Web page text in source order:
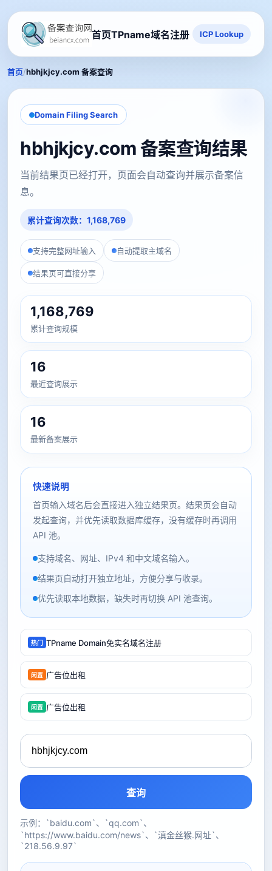
首页TPname域名注册 ICP Lookup
首页/hbhjkjcy.com 备案查询
Domain Filing Search
hbhjkjcy.com 备案查询结果
当前结果页已经打开，页面会自动查询并展示备案信
息。
累计查询次数：1,168,769
支持完整网址输入 自动提取主域名
结果页可直接分享
1,168,769
累计查询规模
16
最近查询展示
16
最新备案展示
快速说明
首页输入域名后会直接进入独立结果页。结果页会自动
发起查询，并优先读取数据库缓存，没有缓存时再调用
API 池。
支持域名、网址、IPv4 和中文域名输入。
结果页自动打开独立地址，方便分享与收录。
优先读取本地数据，缺失时再切换 API 池查询。
热门 TPname Domain免实名域名注册
闲置 广告位出租
闲置 广告位出租
查询
示例：`baidu.com`、`qq.com`、
`https://www.baidu.com/news`、`滇金丝猴.网址`、
`218.56.9.97`